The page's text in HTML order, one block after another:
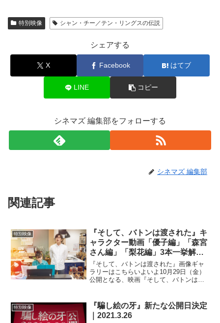
特別映像 シャン・チー／テン・リングスの伝説
シェアする
X Facebook はてブ
LINE コピー
シネマズ 編集部をフォローする
シネマズ 編集部
関連記事
特別映像
『そして、バトンは渡された』キ
ャラクター動画「優子編」「森宮
さん編」「梨花編」3本一挙解
禁！
『そして、バトンは渡された』画像ギャ
ラリーはこちらいよいよ10月29日（金）
公開となる、映画『そして、バトンは渡
動画「優子編」「森宮さん編」「梨花
編」3本が一挙解禁さ...
特別映像
『騙し絵の牙』新たな公開日決定
｜2021.3.26